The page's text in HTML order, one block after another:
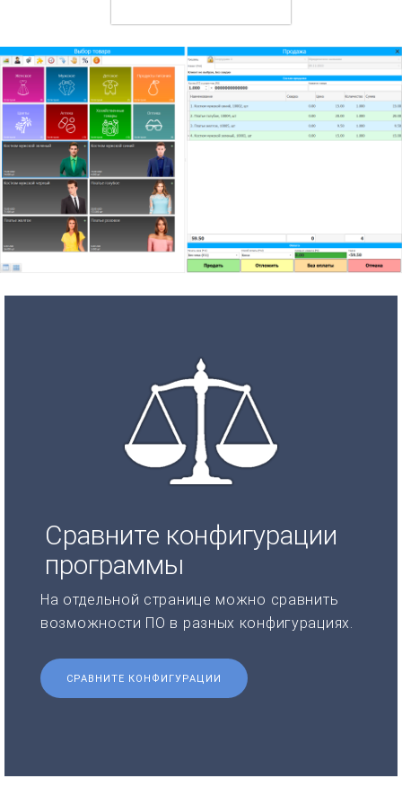
Сравните конфигурации
программы
На отдельной странице можно сравнить
возможности ПО в разных конфигурациях.
СРАВНИТЕ КОНФИГУРАЦИИ